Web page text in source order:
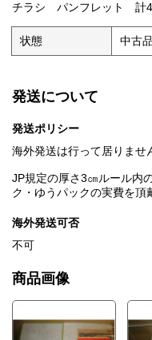
チラシ パンフレット 計
状態 中古品
発送について
発送ポリシー
海外発送は行って居りませ
JP規定の厚さ3㎝ルール内
ク・ゆうパックの実費を頂
海外発送可否
不可
商品画像